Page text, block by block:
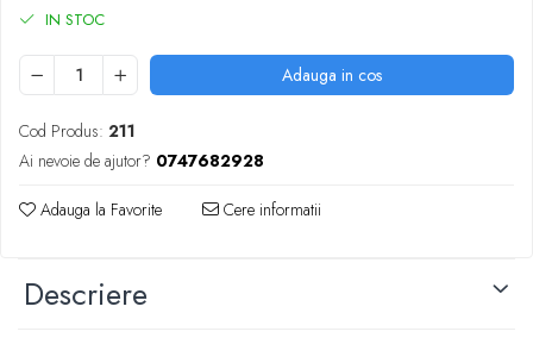
IN STOC
Adauga in cos
Cod Produs: 211
Ai nevoie de ajutor? 0747682928
Adauga la Favorite Cere informatii
Descriere